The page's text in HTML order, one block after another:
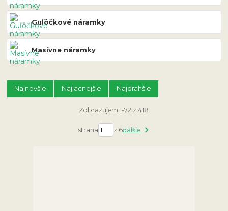
Guľôčkové náramky
Masívne náramky
Najnovšie Najlacnejšie Najdrahšie
Zobrazujem 1-72 z 418
strana z 6ďalšie